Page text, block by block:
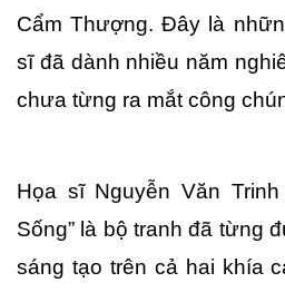
Cẩm Thượng. Đây là
sĩ đã dành nhiều năm
chưa từng ra mắt công
Họa sĩ Nguyễn Văn
Sống” là bộ tranh đã từng
sáng tạo trên cả hai khía